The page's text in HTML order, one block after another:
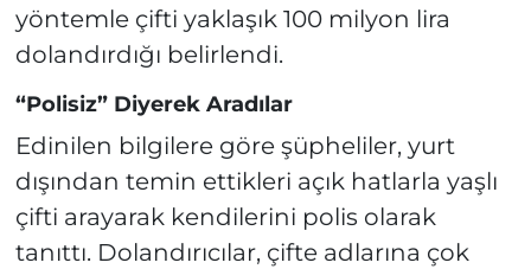
yöntemle çifti yaklaşık 100 milyon lira
dolandırdığı belirlendi.
“Polisiz” Diyerek Aradılar
Edinilen bilgilere göre şüpheliler, yurt
dışından temin ettikleri açık hatlarla yaşlı
çifti arayarak kendilerini polis olarak
tanıttı. Dolandırıcılar, çifte adlarına çok